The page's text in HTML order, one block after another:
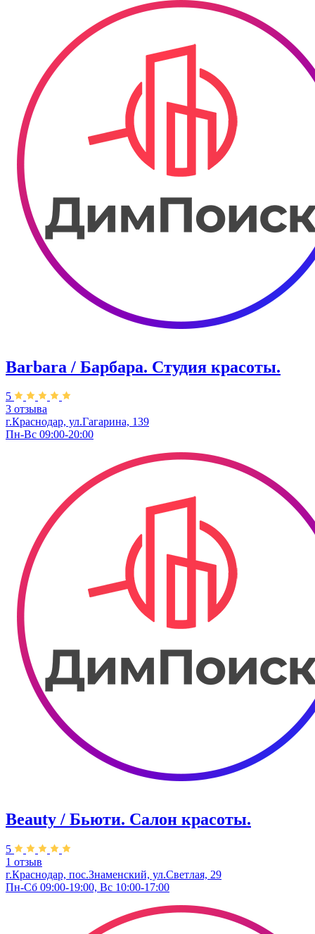
Barbara / Барбара. Студия красоты.
5
3 отзыва
г.Краснодар, ул.Гагарина, 139
Пн-Вс 09:00-20:00
Beauty / Бьюти. Салон красоты.
5
1 отзыв
г.Краснодар, пос.Знаменский, ул.Светлая, 29
Пн-Сб 09:00-19:00, Вс 10:00-17:00